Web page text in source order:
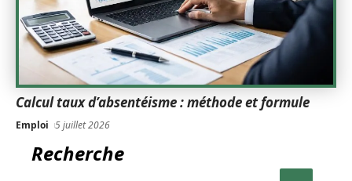
Calcul taux d’absentéisme : méthode et formule
Emploi 5 juillet 2026
Recherche